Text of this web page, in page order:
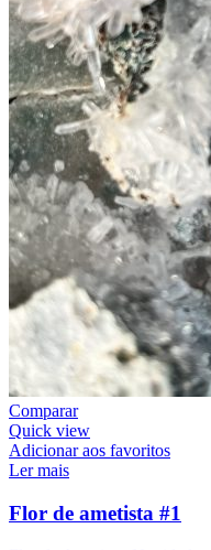
Comparar
Quick view
Adicionar aos favoritos
Ler mais
Flor de ametista #1